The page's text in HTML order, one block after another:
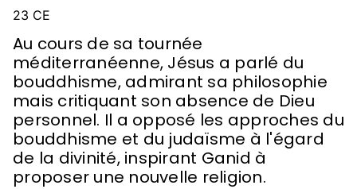
23 CE
Au cours de sa tournée
méditerranéenne, Jésus a parlé du
bouddhisme, admirant sa philosophie
mais critiquant son absence de Dieu
personnel. Il a opposé les approches du
bouddhisme et du judaïsme à l'égard
de la divinité, inspirant Ganid à
proposer une nouvelle religion.